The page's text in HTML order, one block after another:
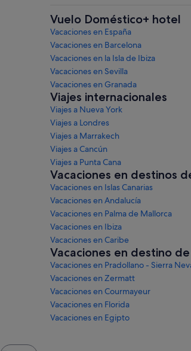
Vuelo Doméstico+ hotel
Vacaciones en España
Vacaciones en Barcelona
Vacaciones en la Isla de Ibiza
Vacaciones en Sevilla
Vacaciones en Granada
Viajes internacionales
Viajes a Nueva York
Viajes a Londres
Viajes a Marrakech
Viajes a Cancún
Viajes a Punta Cana
Vacaciones en destinos
Vacaciones en Islas Canarias
Vacaciones en Andalucía
Vacaciones en Palma de Mallorca
Vacaciones en Ibiza
Vacaciones en Caribe
Vacaciones en destino
Vacaciones en Pradollano - Sierra
Vacaciones en Zermatt
Vacaciones en Courmayeur
Vacaciones en Florida
Vacaciones en Egipto